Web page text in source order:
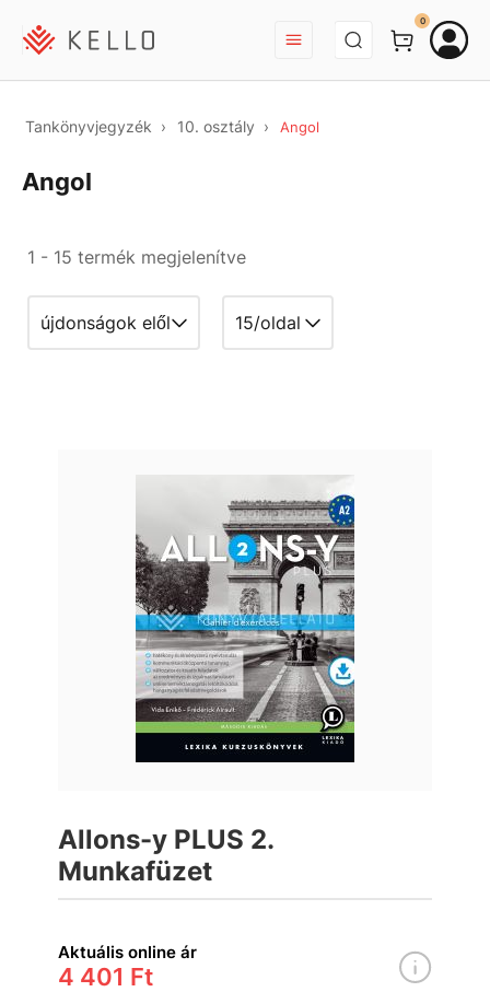
BEJELENTKEZÉS
0
Tankönyvjegyzék 10. osztály Angol
Angol
1 - 15 termék megjelenítve
Allons-y PLUS 2.
Munkafüzet
Aktuális online ár
4 401 Ft